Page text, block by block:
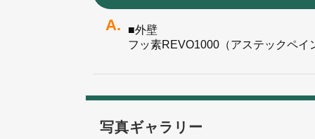
■外壁
フッ素REVO1000（アステックペイ
写真ギャラリー